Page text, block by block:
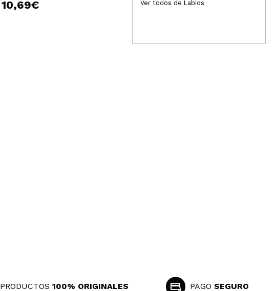
10,69€ 5,99€
Ver todos de Labios
PRODUCTOS 100% ORIGINALES PAGO SEGURO